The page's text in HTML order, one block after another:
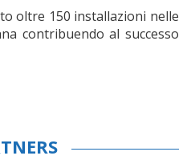
oltre 150 installazioni nelle
contribuendo al successo